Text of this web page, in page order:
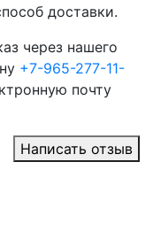
доставки.
через нашего
+7-965-277-11-
почту
Написать отзыв